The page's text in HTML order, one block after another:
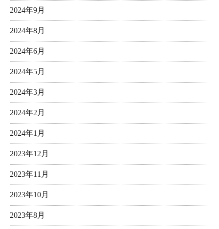
2024年9月
2024年8月
2024年6月
2024年5月
2024年3月
2024年2月
2024年1月
2023年12月
2023年11月
2023年10月
2023年8月